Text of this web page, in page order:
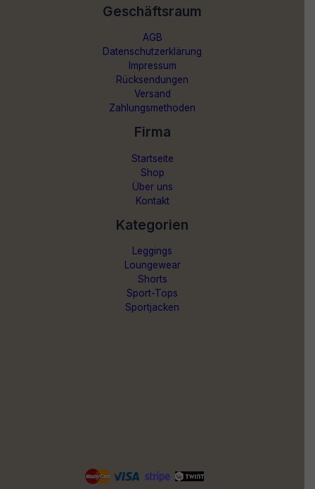
Geschäftsraum
AGB
Datenschutzerklärung
Impressum
Rücksendungen
Versand
Zahlungsmethoden
Firma
Startseite
Shop
Über uns
Kontakt
Kategorien
Leggings
Loungewear
Shorts
Sport-Tops
Sportjacken